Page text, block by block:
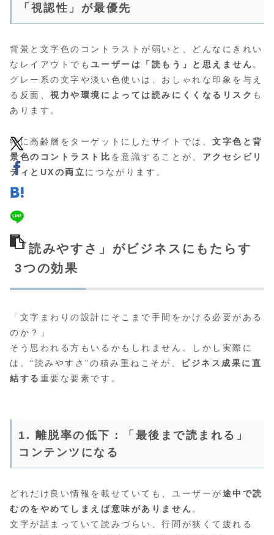
「視認性」が最優先
背景と文字色のコントラストが弱いと、どんなにきれい
なレイアウトでもユーザーは「読もう」と思えません。
グレー系の文字や淡い色使いは、おしゃれな印象を与え
る反面、視力や環境によっては読みにくくなるリスク も
あります。
特に高齢層をターゲットにしたサイトでは、文字色と背
景色のコントラスト比 を意識することが、 アクセシビリ
ティとUXの両立につながります。
「読みやすさ」がビジネスにもたらす
3つの効果
「文字まわりの設計にそこまで手間をかける必要がある
のか？」
そう思われる方もいるかもしれません。しかし実際に
は、“読みやすさ”の積み重ねこそが、
ビジネス成果に直
結する 重要な要素です。
1. 離脱率の低下：「最後まで読まれる」
コンテンツになる
どれだけ良い情報を載せていても、ユーザーが途中で読
むのをやめてしまえば意味がありません 。
文字が詰まっていて読みづらい、行間が狭くて疲れる